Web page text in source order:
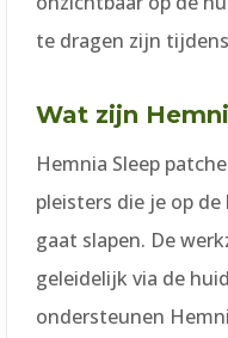
te dragen zijn
Wat zijn
Hemnia Sleep
pleisters die je op
gaat slapen. De
geleidelijk via de
ondersteunen